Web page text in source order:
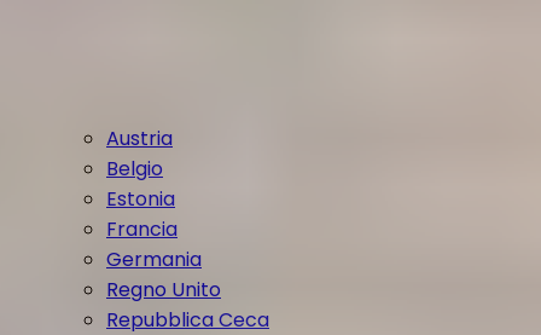
Austria
Belgio
Estonia
Francia
Germania
Regno Unito
Repubblica Ceca